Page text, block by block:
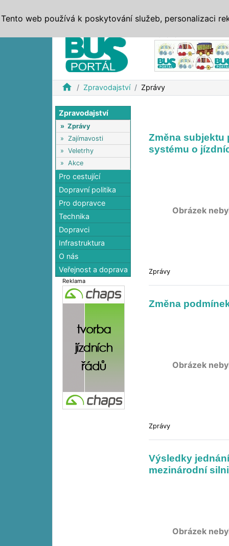
home Zpravodajství Zprávy
Zpravodajství
» Zprávy
» Zajímavosti
» Veletrhy
» Akce
Pro cestující
Dopravní politika
Pro dopravce
Technika
Dopravci
Infrastruktura
O nás
Veřejnost a doprava
Reklama
Změna subjektu
systému o
Obrázek
Zprávy
Změna
Obrázek
Zprávy
Výsledky
mezinárodní
Obrázek
Tento web používá k poskytování služeb, personalizaci